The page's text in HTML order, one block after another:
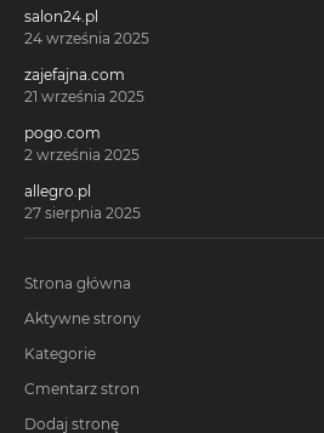
salon24.pl
24 września 2025
zajefajna.com
21 września 2025
pogo.com
2 września 2025
allegro.pl
27 sierpnia 2025
Strona główna
Aktywne strony
Kategorie
Cmentarz stron
Dodaj stronę